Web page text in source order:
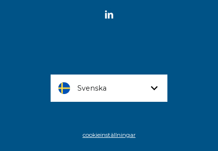
Svenska
cookieinställningar